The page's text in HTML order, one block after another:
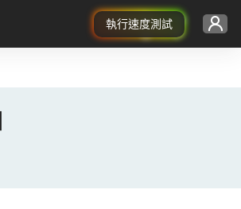
執行速度測試